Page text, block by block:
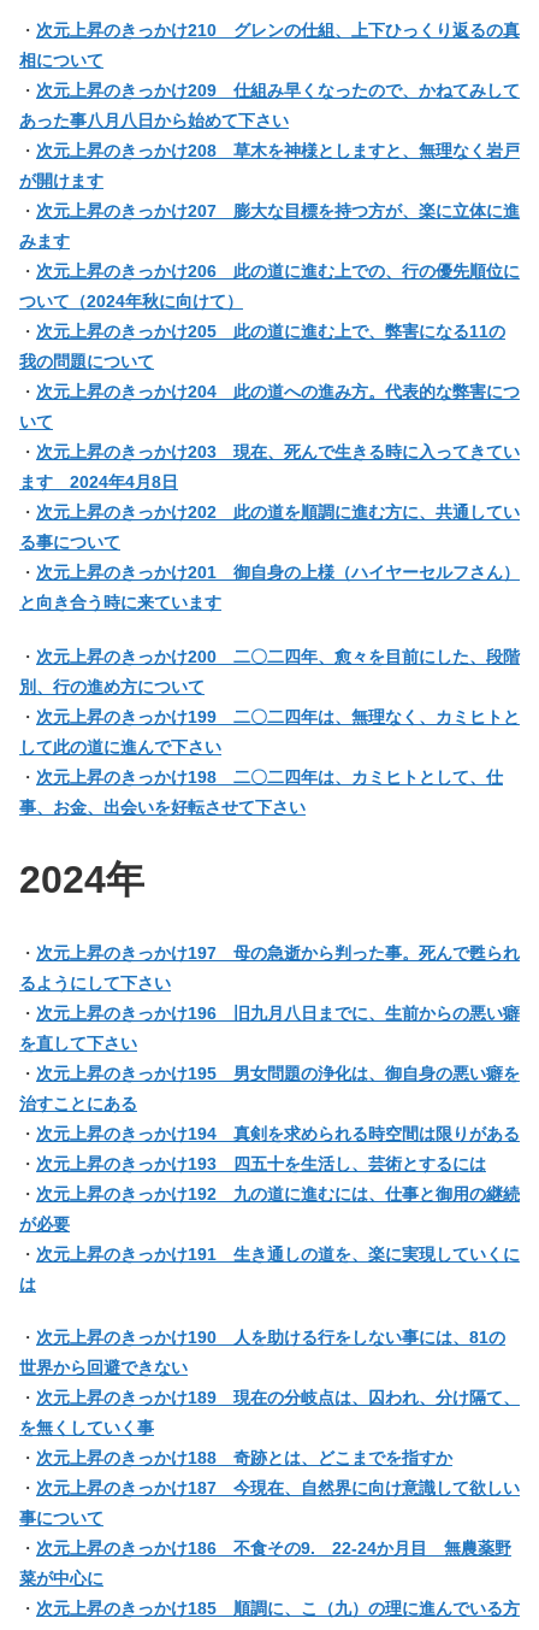
・ 次元上昇のきっかけ210 グレンの仕組、上下ひっくり返るの真
相について
・ 次元上昇のきっかけ209 仕組み早くなったので、かねてみして
あった事八月八日から始めて下さい
・ 次元上昇のきっかけ208 草木を神様としますと、無理なく岩戸
が開けます
・ 次元上昇のきっかけ207 膨大な目標を持つ方が、楽に立体に進
みます
・ 次元上昇のきっかけ206 此の道に進む上での、行の優先順位に
ついて（2024年秋に向けて）
・ 次元上昇のきっかけ205 此の道に進む上で、弊害になる11の
我の問題について
・ 次元上昇のきっかけ204 此の道への進み方。代表的な弊害につ
いて
・ 次元上昇のきっかけ203 現在、死んで生きる時に入ってきてい
ます 2024年4月8日
・ 次元上昇のきっかけ202 此の道を順調に進む方に、共通してい
る事について
・ 次元上昇のきっかけ201 御自身の上様（ハイヤーセルフさん）
と向き合う時に来ています
・ 次元上昇のきっかけ200 二〇二四年、愈々を目前にした、段階
別、行の進め方について
・ 次元上昇のきっかけ199 二〇二四年は、無理なく、カミヒトと
して此の道に進んで下さい
・ 次元上昇のきっかけ198 二〇二四年は、カミヒトとして、仕
事、お金、出会いを好転させて下さい
2024年
・ 次元上昇のきっかけ197 母の急逝から判った事。死んで甦られ
るようにして下さい
・ 次元上昇のきっかけ196 旧九月八日までに、生前からの悪い癖
を直して下さい
・ 次元上昇のきっかけ195 男女問題の浄化は、御自身の悪い癖を
治すことにある
・ 次元上昇のきっかけ194 真剣を求められる時空間は限りがある
・ 次元上昇のきっかけ193 四五十を生活し、芸術とするには
・ 次元上昇のきっかけ192 九の道に進むには、仕事と御用の継続
が必要
・ 次元上昇のきっかけ191 生き通しの道を、楽に実現していくに
は
・ 次元上昇のきっかけ190 人を助ける行をしない事には、81の
世界から回避できない
・ 次元上昇のきっかけ189 現在の分岐点は、囚われ、分け隔て、
を無くしていく事
・ 次元上昇のきっかけ188 奇跡とは、どこまでを指すか
・ 次元上昇のきっかけ187 今現在、自然界に向け意識して欲しい
事について
・ 次元上昇のきっかけ186 不食その9. 22-24か月目 無農薬野
菜が中心に
・ 次元上昇のきっかけ185 順調に、こ（九）の理に進んでいる方